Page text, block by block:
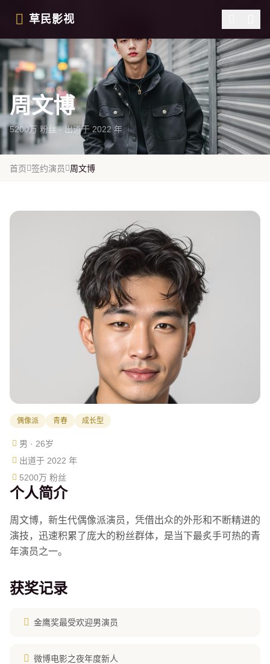
草民影视
周文博
5200万 粉丝 · 出道于 2022 年
首页 签约演员 周文博
偶像派 青春 成长型
男 · 26岁
出道于 2022 年
5200万 粉丝
个人简介
周文博，新生代偶像派演员，凭借出众的外形和不断精进的
演技，迅速积累了庞大的粉丝群体，是当下最炙手可热的青
年演员之一。
获奖记录
金鹰奖最受欢迎男演员
微博电影之夜年度新人